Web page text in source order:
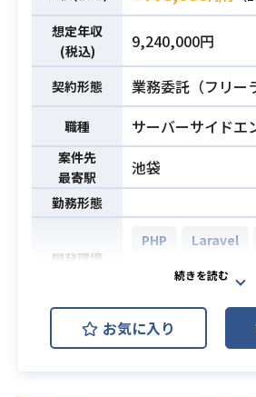
必須スキル
・Ruby on Rails開
・3名以上でのチ
※未経験なことに
ブに学習、キャッ
ける方
※能動的に業務へ
動的な方はカルチ
必須スキル
る方
・DB設計、構築経
・AWSスキル（
築等）
・Git等を利用し
想定年収
(税込)
9,240,000円
契約形態 業務委託（フリー
職種 サーバーサイドエ
案件先
最寄駅
池袋
勤務形態
開発環境
PHP Laravel
Docker
Git
営業履歴データの
行なっていただき
お気に入り